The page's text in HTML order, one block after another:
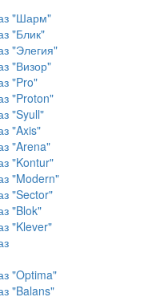
"Шарм"
"Блик"
"Элегия"
"Визор"
"Pro"
"Proton"
"Syull"
"Axis"
"Arena"
"Kontur"
"Modern"
"Sector"
"Blok"
"Klever"
"Optima"
"Balans"